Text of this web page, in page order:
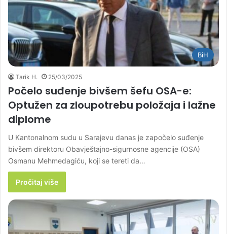
BiH
Tarik H. 25/03/2025
Počelo suđenje bivšem šefu OSA-e:
Optužen za zloupotrebu položaja i lažne
diplome
U Kantonalnom sudu u Sarajevu danas je započelo suđenje
bivšem direktoru Obavještajno-sigurnosne agencije (OSA)
Osmanu Mehmedagiću, koji se tereti da…
Pročitaj više